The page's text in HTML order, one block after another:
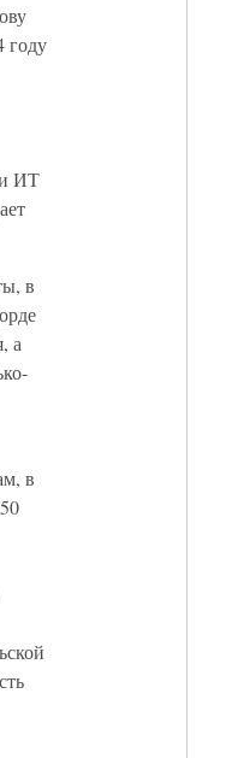
году
ИТ
в
а
в